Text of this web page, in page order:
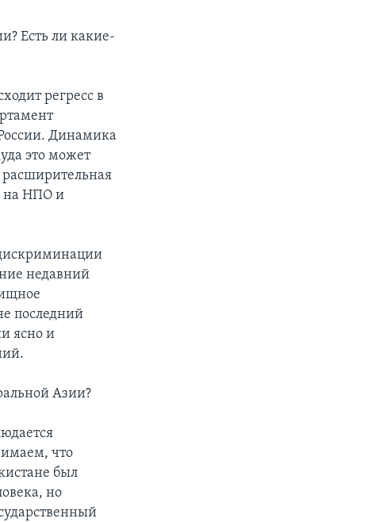
Есть ли какие-
регресс в
Динамика
это может
расширительная
на НПО и
дискриминации
недавний
последний
ясно и
Азии?
что
был
но